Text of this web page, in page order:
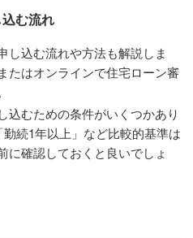
む流れ
し込む流れや方法も解説しま
たはオンラインで住宅ローン審
込むための条件がいくつかあり
続1年以上」など比較的基準は
に確認しておくと良いでしょ